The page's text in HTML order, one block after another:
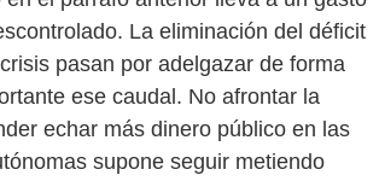
La eliminación del déficit
pasan por adelgazar de forma
ese caudal. No afrontar la
echar más dinero público en las
supone seguir metiendo